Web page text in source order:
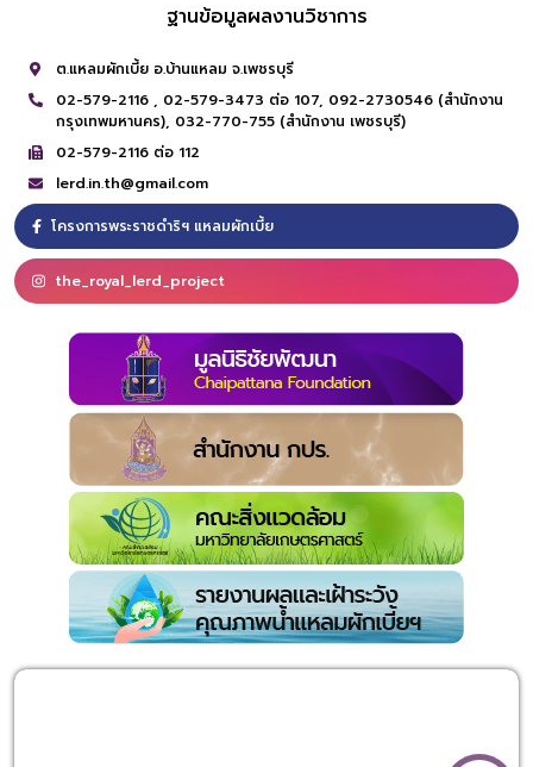
ฐานข้อมูลผลงานวิชาการ
ต.แหลมผักเบี้ย อ.บ้านแหลม จ.เพชรบุรี
02-579-2116 , 02-579-3473 ต่อ 107, 092-2730546 (สำนักงาน
กรุงเทพมหานคร), 032-770-755 (สำนักงาน เพชรบุรี)
02-579-2116 ต่อ 112
lerd.in.th@gmail.com
โครงการพระราชดำริฯ แหลมผักเบี้ย
the_royal_lerd_project